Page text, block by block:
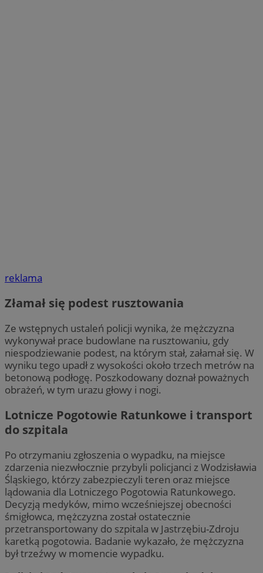
reklama
Złamał się podest rusztowania
Ze wstępnych ustaleń policji wynika, że mężczyzna
wykonywał prace budowlane na rusztowaniu, gdy
niespodziewanie podest, na którym stał, załamał się. W
wyniku tego upadł z wysokości około trzech metrów na
betonową podłogę. Poszkodowany doznał poważnych
obrażeń, w tym urazu głowy i nogi.
Lotnicze Pogotowie Ratunkowe i transport
do szpitala
Po otrzymaniu zgłoszenia o wypadku, na miejsce
zdarzenia niezwłocznie przybyli policjanci z Wodzisławia
Śląskiego, którzy zabezpieczyli teren oraz miejsce
lądowania dla Lotniczego Pogotowia Ratunkowego.
Decyzją medyków, mimo wcześniejszej obecności
śmigłowca, mężczyzna został ostatecznie
przetransportowany do szpitala w Jastrzębiu-Zdroju
karetką pogotowia. Badanie wykazało, że mężczyzna
był trzeźwy w momencie wypadku.